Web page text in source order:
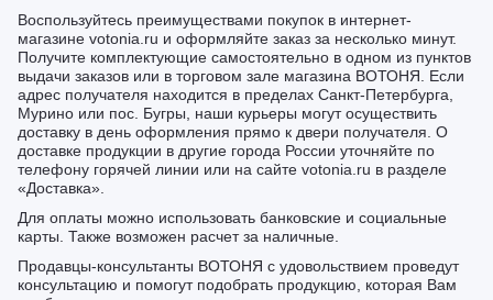
Воспользуйтесь преимуществами покупок в интернет-
магазине votonia.ru и оформляйте заказ за несколько минут.
Получите комплектующие самостоятельно в одном из пунктов
выдачи заказов или в торговом зале магазина ВОТОНЯ. Если
адрес получателя находится в пределах Санкт-Петербурга,
Мурино или пос. Бугры, наши курьеры могут осуществить
доставку в день оформления прямо к двери получателя. О
доставке продукции в другие города России уточняйте по
телефону горячей линии или на сайте votonia.ru в разделе
«Доставка».
Для оплаты можно использовать банковские и социальные
карты. Также возможен расчет за наличные.
Продавцы-консультанты ВОТОНЯ с удовольствием проведут
консультацию и помогут подобрать продукцию, которая Вам